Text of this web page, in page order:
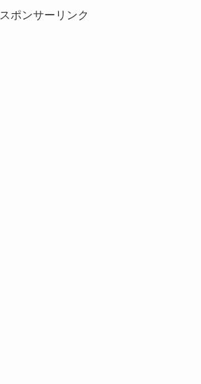
スポンサーリンク